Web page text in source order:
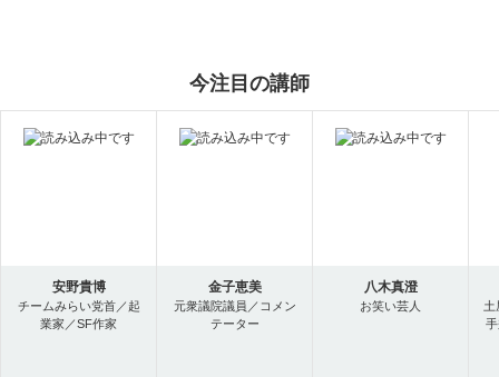
今注目の講師
安野貴博
チームみらい党首／起
業家／SF作家
金子恵美
元衆議院議員／コメン
テーター
八木真澄
お笑い芸人
土